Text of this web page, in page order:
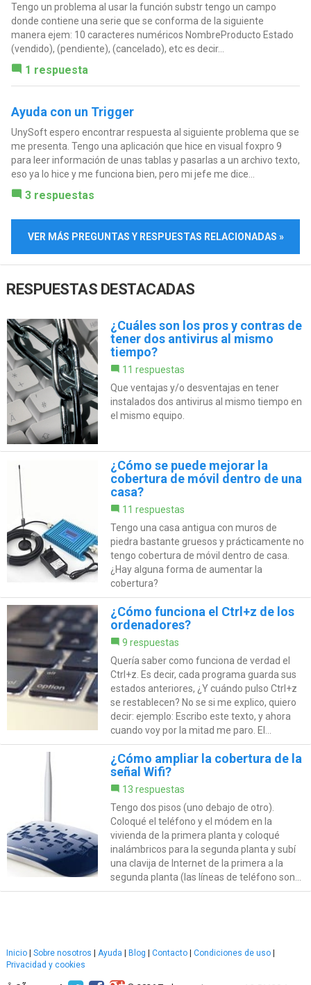
Tengo un problema al usar la función substr tengo un campo
donde contiene una serie que se conforma de la siguiente
manera ejem: 10 caracteres numéricos NombreProducto Estado
(vendido), (pendiente), (cancelado), etc es decir...
1 respuesta
Ayuda con un Trigger
UnySoft espero encontrar respuesta al siguiente problema que se
me presenta. Tengo una aplicación que hice en visual foxpro 9
para leer información de unas tablas y pasarlas a un archivo texto,
eso ya lo hice y me funciona bien, pero mi jefe me dice...
3 respuestas
VER MÁS PREGUNTAS Y RESPUESTAS RELACIONADAS »
RESPUESTAS DESTACADAS
¿Cuáles son los pros y contras de
tener dos antivirus al mismo
tiempo?
11 respuestas
Que ventajas y/o desventajas en tener
instalados dos antivirus al mismo tiempo en
el mismo equipo.
¿Cómo se puede mejorar la
cobertura de móvil dentro de una
casa?
11 respuestas
Tengo una casa antigua con muros de
piedra bastante gruesos y prácticamente no
tengo cobertura de móvil dentro de casa.
¿Hay alguna forma de aumentar la
cobertura?
¿Cómo funciona el Ctrl+z de los
ordenadores?
9 respuestas
Quería saber como funciona de verdad el
Ctrl+z. Es decir, cada programa guarda sus
estados anteriores, ¿Y cuándo pulso Ctrl+z
se restablecen? No se si me explico, quiero
decir: ejemplo: Escribo este texto, y ahora
cuando voy por la mitad me paro. El...
¿Cómo ampliar la cobertura de la
señal Wifi?
13 respuestas
Tengo dos pisos (uno debajo de otro).
Coloqué el teléfono y el módem en la
vivienda de la primera planta y coloqué
inalámbricos para la segunda planta y subí
una clavija de Internet de la primera a la
segunda planta (las líneas de teléfono son...
Inicio Sobre nosotros Ayuda Blog Contacto Condiciones de uso
Privacidad y cookies